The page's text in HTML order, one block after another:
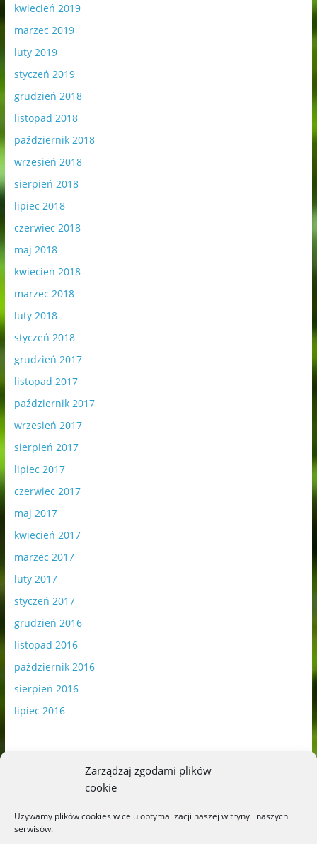
Zarządzaj zgodami plików
cookie
Używamy plików cookies w celu optymalizacji naszej witryny i naszych
serwisów.
kwiecień 2019
marzec 2019
luty 2019
styczeń 2019
grudzień 2018
listopad 2018
październik 2018
wrzesień 2018
sierpień 2018
lipiec 2018
czerwiec 2018
maj 2018
kwiecień 2018
marzec 2018
luty 2018
styczeń 2018
grudzień 2017
listopad 2017
październik 2017
wrzesień 2017
sierpień 2017
lipiec 2017
czerwiec 2017
maj 2017
kwiecień 2017
marzec 2017
luty 2017
styczeń 2017
grudzień 2016
listopad 2016
październik 2016
sierpień 2016
lipiec 2016